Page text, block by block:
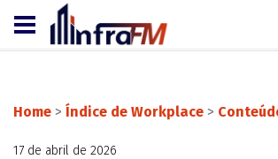
Home > Índice de Workplace >
17 de abril de 2026